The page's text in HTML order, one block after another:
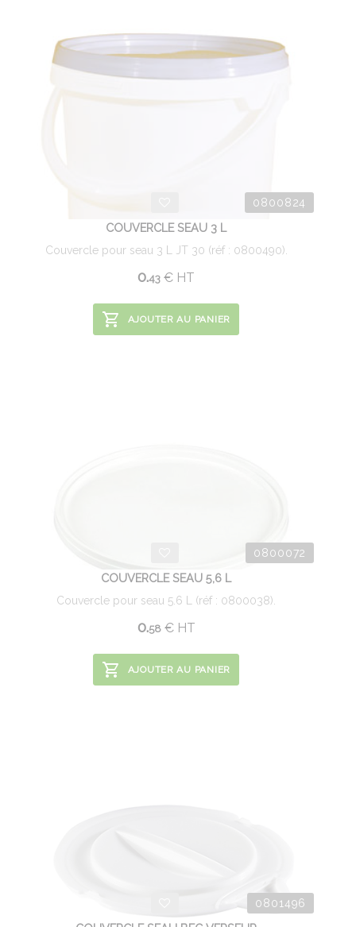
0800824
COUVERCLE SEAU 3 L
Couvercle pour seau 3 L JT 30 (réf : 0800490).
0.43 € HT
AJOUTER AU PANIER
0800072
COUVERCLE SEAU 5,6 L
Couvercle pour seau 5.6 L (réf : 0800038).
0.58 €HT
AJOUTER AU PANIER
0801496